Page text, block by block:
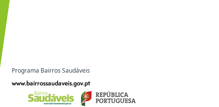
Programa Bairros Saudáveis
www.bairrossaudaveis.gov.pt